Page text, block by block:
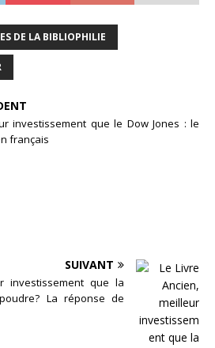
DE LA BIBLIOPHILIE
investissement que le Dow Jones : le
français
SUIVANT
investissement que la
La réponse de